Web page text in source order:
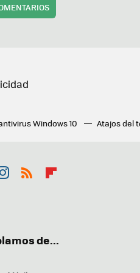
Windows 10 Atajos del
de...